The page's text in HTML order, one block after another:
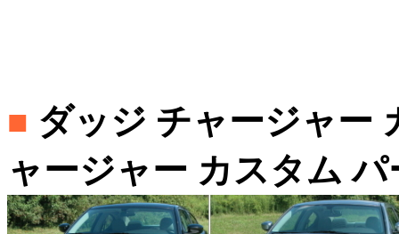
■ ダッジ チャージャー
ャージャー カスタム パ